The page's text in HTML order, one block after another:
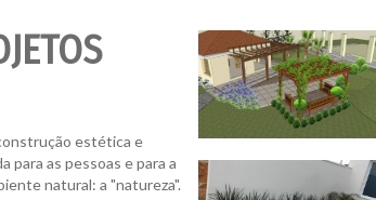
estética e
para as pessoas e para a
natural: a "natureza".